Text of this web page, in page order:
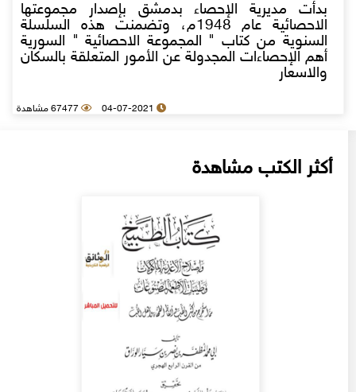
بدأت مديرية الإحصاء بدمشق بإصدار مجموعتها
الاحصائية عام 1948م، وتضمنت هذه السلسلة
السنوية من كتاب " المجموعة الاحصائية " السورية
أهم الإحصاءات المجدولة عن الأمور المتعلقة بالسكان
والاسعار
04-07-2021 67477 مشاهدة
أكثر الكتب مشاهدة